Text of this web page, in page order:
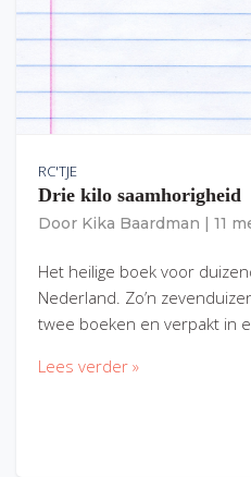
RC'TJE
Drie kilo saamhorigheid
Door Kika Baardman 11
Het heilige boek voor
Nederland. Zo’n
twee boeken en verpakt in
Lees verder »